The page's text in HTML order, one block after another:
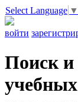
Select Language ▼
войти
Поиск и